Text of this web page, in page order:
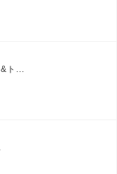
ト...